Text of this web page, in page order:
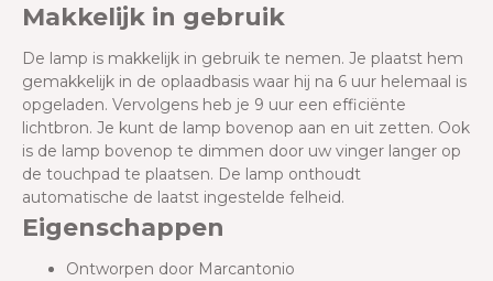
Makkelijk in gebruik
De lamp is makkelijk in gebruik te nemen. Je plaatst hem
gemakkelijk in de oplaadbasis waar hij na 6 uur helemaal is
opgeladen. Vervolgens heb je 9 uur een efficiënte
lichtbron. Je kunt de lamp bovenop aan en uit zetten. Ook
is de lamp bovenop te dimmen door uw vinger langer op
de touchpad te plaatsen. De lamp onthoudt
automatische de laatst ingestelde felheid.
Eigenschappen
Ontworpen door Marcantonio